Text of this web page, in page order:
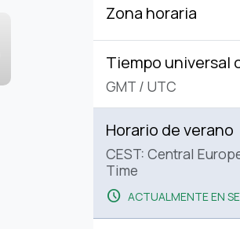
Zona horaria
Tiempo universal
GMT / UTC
Horario de verano
CEST: Central
Time
schedule ACTUALMENTE EN